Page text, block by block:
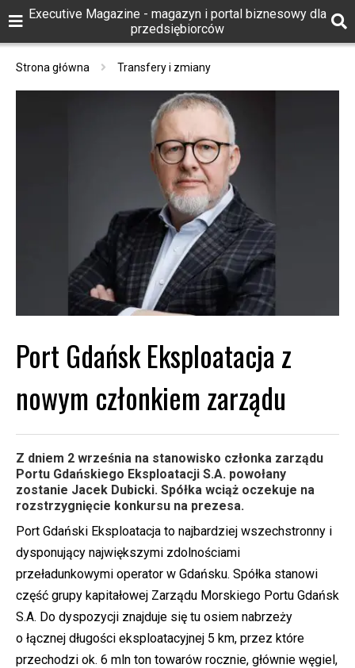
Executive Magazine - magazyn i portal biznesowy dla
przedsiębiorców
Strona główna Transfery i zmiany
Port Gdańsk Eksploatacja z
nowym członkiem zarządu
Z dniem 2 września na stanowisko członka zarządu
Portu Gdańskiego Eksploatacji S.A. powołany
zostanie Jacek Dubicki. Spółka wciąż oczekuje na
rozstrzygnięcie konkursu na prezesa.
Port Gdański Eksploatacja to najbardziej wszechstronny i
dysponujący największymi zdolnościami
przeładunkowymi operator w Gdańsku. Spółka stanowi
część grupy kapitałowej Zarządu Morskiego Portu Gdańsk
S.A. Do dyspozycji znajduje się tu osiem nabrzeży
o łącznej długości eksploatacyjnej 5 km, przez które
przechodzi ok. 6 mln ton towarów rocznie, głównie węgiel,